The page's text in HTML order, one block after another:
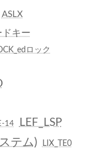
ASLX
ドキー
ロック
14 LEF_LSP
テム) LIX_TE0